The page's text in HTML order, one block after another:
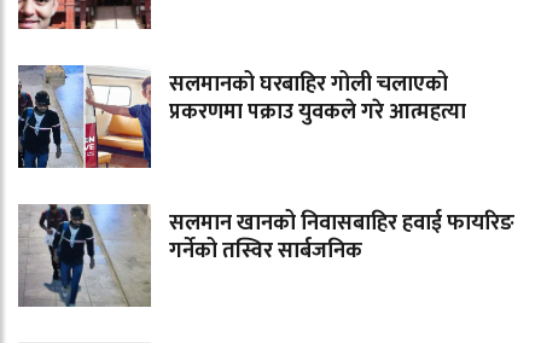
सलमानको घरबाहिर गोली चलाएको
प्रकरणमा पक्राउ युवकले गरे आत्महत्या
सलमान खानको निवासबाहिर हवाई फायरिङ
गर्नेको तस्विर सार्बजनिक